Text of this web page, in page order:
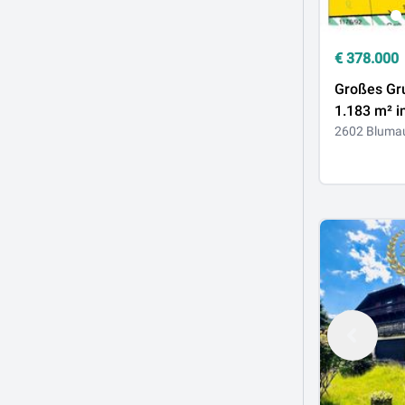
€ 378.000
Großes
1.183 m²
Lage
2602